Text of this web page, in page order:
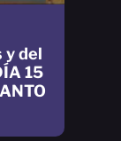
y del
15